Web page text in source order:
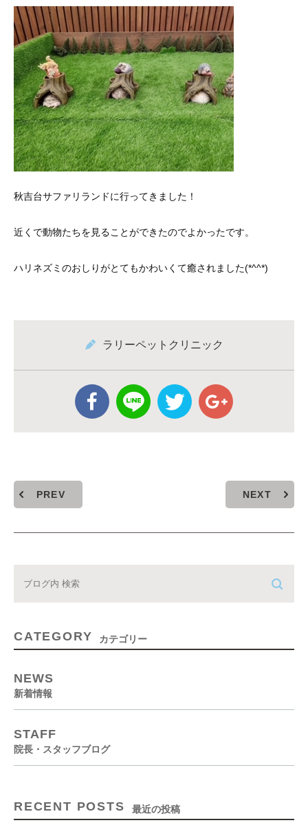
秋吉台サファリランドに行ってきました！
近くで動物たちを見ることができたのでよかったです。
ハリネズミのおしりがとてもかわいくて癒されました(*^^*)
ラリーペットクリニック
PREV NEXT
CATEGORY カテゴリー
NEWS
新着情報
STAFF
院長・スタッフブログ
RECENT POSTS 最近の投稿